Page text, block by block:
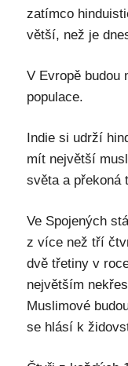
zatímco
větší, než je
V Evropě budou
populace.
Indie si udrží
mít největší
světa a překoná
Ve Spojených
z více než tří
dvě třetiny v
největším
Muslimové
se hlásí k